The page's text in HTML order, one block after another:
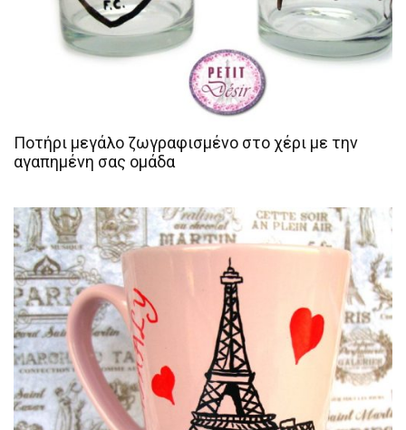
Ποτήρι μεγάλο ζωγραφισμένο στο χέρι με την
αγαπημένη σας ομάδα